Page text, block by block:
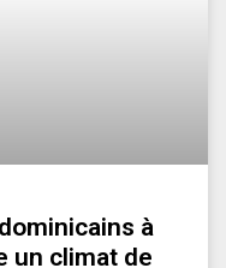
à
un climat de